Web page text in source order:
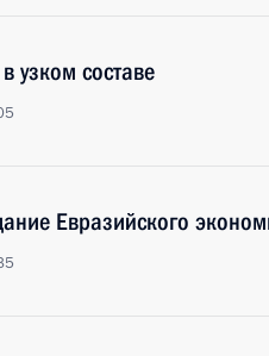
узком составе
Евразийского